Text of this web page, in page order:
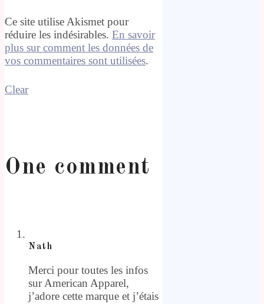
Ce site utilise Akismet pour
réduire les indésirables. En savoir
plus sur comment les données de
vos commentaires sont utilisées.
Clear
One comment
Nath
Merci pour toutes les infos
sur American Apparel,
j’adore cette marque et j’étais